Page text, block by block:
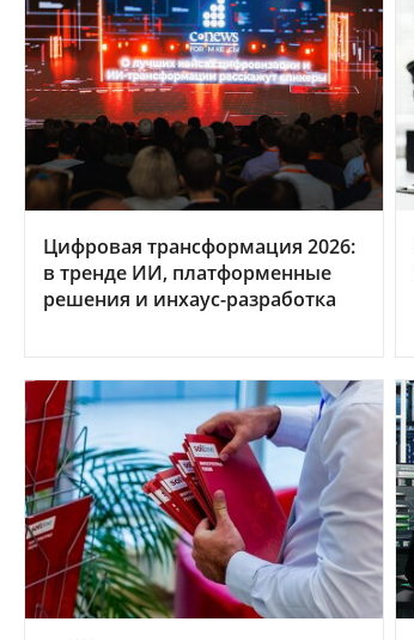
Цифровая трансформация 2026:
в тренде ИИ, платформенные
решения и инхаус-разработка